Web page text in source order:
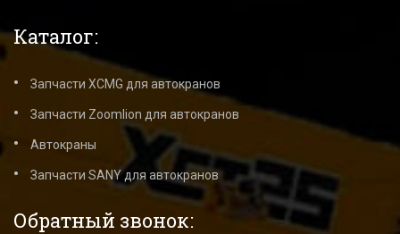
Каталог:
Запчасти XCMG для автокранов
Запчасти Zoomlion для автокранов
Автокраны
Запчасти SANY для автокранов
Обратный звонок: